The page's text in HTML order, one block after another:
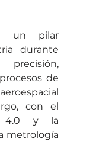
un pilar
durante
de
con el
4.0 y la
metrología